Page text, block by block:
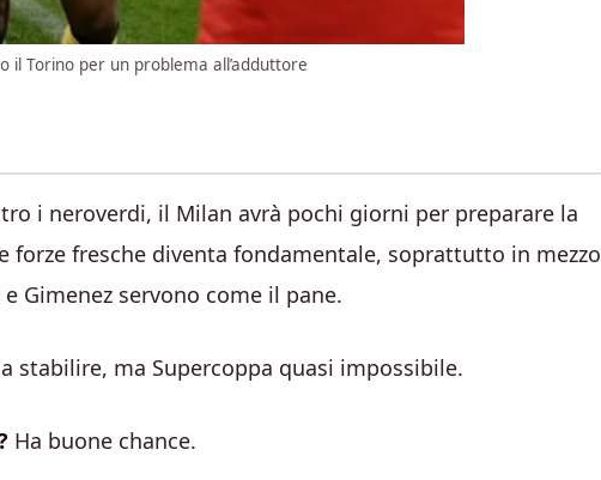
il Torino per un problema all’adduttore
i neroverdi, il Milan avrà pochi giorni per preparare la
forze fresche diventa fondamentale, soprattutto in mezzo
Gimenez servono come il pane.
stabilire, ma Supercoppa quasi impossibile.
Ha buone chance.